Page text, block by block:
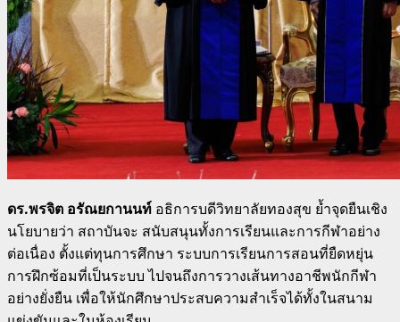
ดร.พรจิต อรัณยกานนท์ อธิการบดีวิทยาลัยทองสุข ย้ำจุดยืนเชิง
นโยบายว่า สถาบันจะ สนับสนุนทั้งการเรียนและการกีฬาอย่าง
ต่อเนื่อง ตั้งแต่ทุนการศึกษา ระบบการเรียนการสอนที่ยืดหยุ่น
การฝึกซ้อมที่เป็นระบบ ไปจนถึงการวางเส้นทางอาชีพนักกีฬา
อย่างยั่งยืน เพื่อให้นักศึกษาประสบความสำเร็จได้ทั้งในสนาม